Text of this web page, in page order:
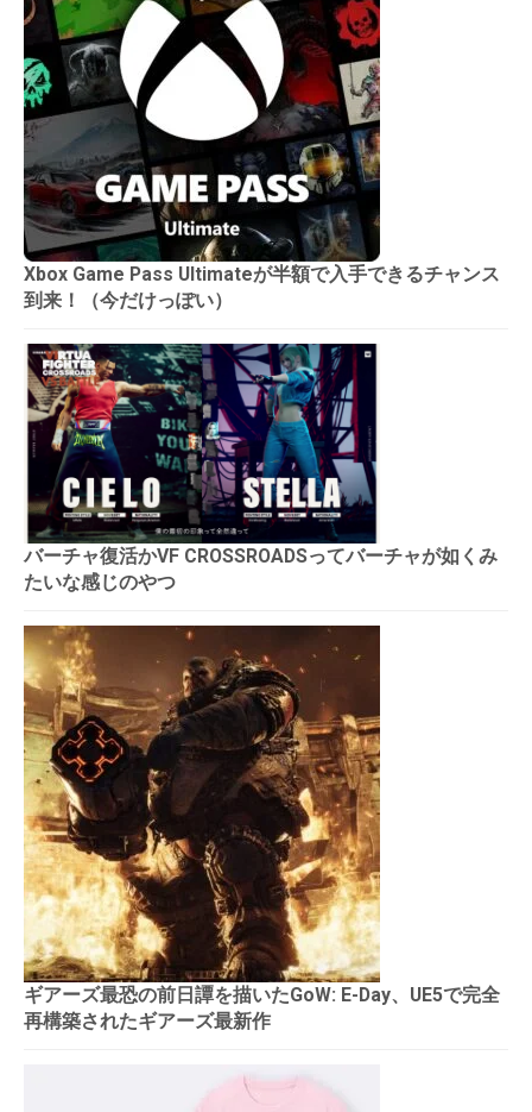
Xbox Game Pass Ultimateが半額で入手できるチャンス
到来！（今だけっぽい）
バーチャ復活かVF CROSSROADSってバーチャが如くみ
たいな感じのやつ
ギアーズ最恐の前日譚を描いたGoW: E-Day、UE5で完全
再構築されたギアーズ最新作